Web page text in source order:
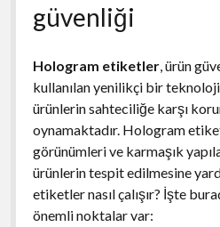
güvenliği
Hologram etiketler, ürün
kullanılan yenilikçi bir
ürünlerin sahteciliğe karşı
oynamaktadır. Hologram
görünümleri ve karmaşık
ürünlerin tespit edilmesine
etiketler nasıl çalışır? İşte
önemli noktalar var: